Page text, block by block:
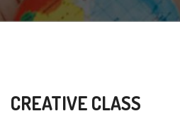
CREATIVE CLASS